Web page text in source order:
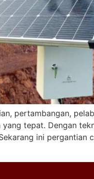
pertambangan,
tepat. Dengan
ini pergantian